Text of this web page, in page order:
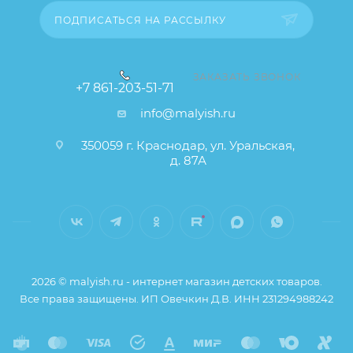
заказа остаются без изменений.
ПОДПИСАТЬСЯ НА РАССЫЛКУ
+7 861-203-51-71
ЗАКАЗАТЬ ЗВОНОК
info@malyish.ru
350059 г. Краснодар, ул. Уральская,
д. 87А
2026 © malyish.ru - интернет магазин детских товаров.
Все права защищены. ИП Овечкин Д.В. ИНН 231294988242